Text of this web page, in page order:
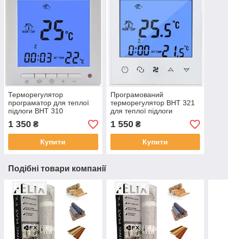
Терморегулятор
програматор для теплої
підлоги BHT 310
1 350 ₴
Купити
Програмований
терморегулятор BHT 321
для теплої підлоги
1 550₴
Купити
Подібні товари компанії